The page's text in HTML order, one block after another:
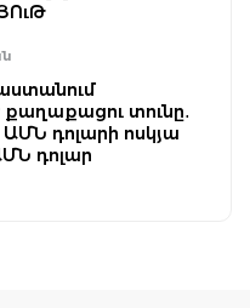
տունը․
դոլարի ոսկյա
դոլար